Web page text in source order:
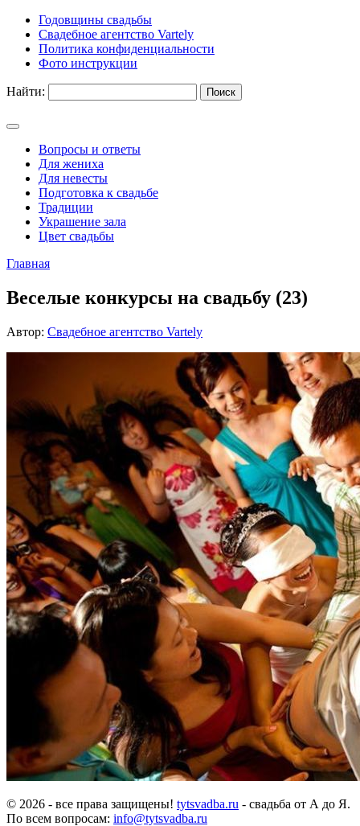
Годовщины свадьбы
Свадебное агентство Vartely
Политика конфиденциальности
Фото инструкции
Найти:
Вопросы и ответы
Для жениха
Для невесты
Подготовка к свадьбе
Традиции
Украшение зала
Цвет свадьбы
Главная
Веселые конкурсы на свадьбу (23)
Автор: Свадебное агентство Vartely
© 2026 - все права защищены! tytsvadba.ru - свадьба от А до Я.
По всем вопросам: info@tytsvadba.ru